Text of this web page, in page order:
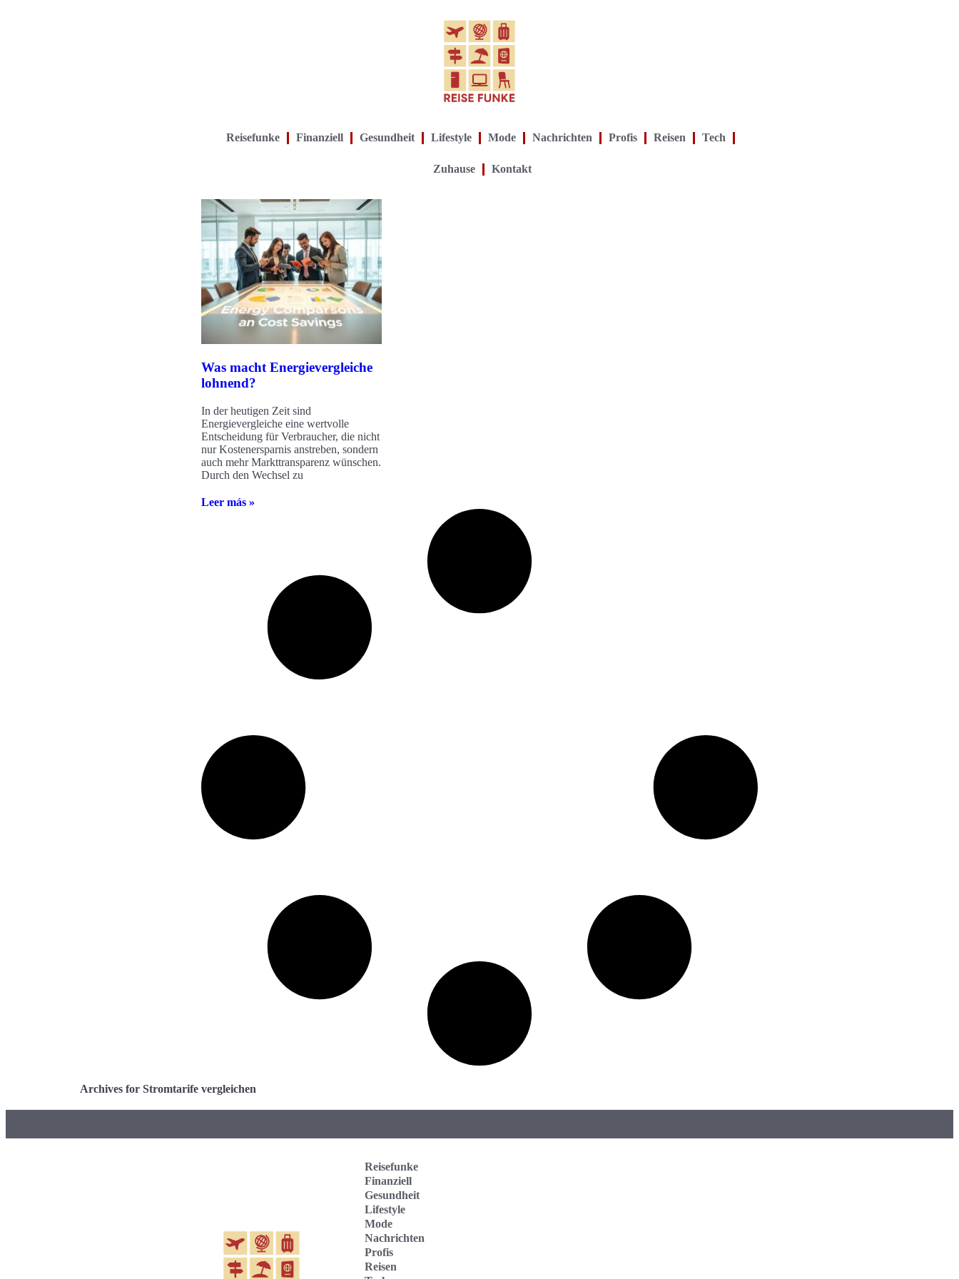
Reisefunke Finanziell Gesundheit Lifestyle Mode Nachrichten Profis Reisen Tech
Zuhause Kontakt
Was macht Energievergleiche
lohnend?
In der heutigen Zeit sind
Energievergleiche eine wertvolle
Entscheidung für Verbraucher, die nicht
nur Kostenersparnis anstreben, sondern
auch mehr Markttransparenz wünschen.
Durch den Wechsel zu
Leer más »
Archives for Stromtarife vergleichen
Reisefunke
Finanziell
Gesundheit
Lifestyle
Mode
Nachrichten
Profis
Reisen